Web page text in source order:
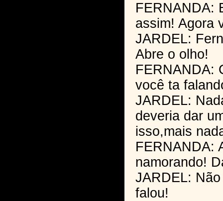
FERNANDA:
assim! Agora
JARDEL:
Abre o olho!
FERNANDA:
você ta
JARDEL:
deveria dar
isso,mais
FERNANDA:
namorando!
JARDEL:
falou!